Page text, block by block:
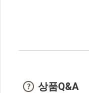
상품Q&A